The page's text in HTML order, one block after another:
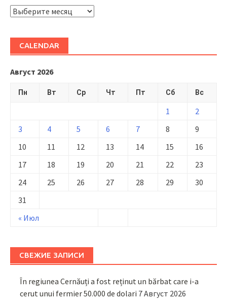
ARHIVĂ
CALENDAR
Август 2026
Пн Вт Ср Чт Пт Сб Вс
« Июл
1
2
3
4 5 6 7 8
9
10
11 12 13 14 15
16
17
18 19 20 21 22
23
24
25 26 27 28 29
30
31
СВЕЖИЕ ЗАПИСИ
În regiunea Cernăuți a fost reținut un bărbat care i-a
cerut unui fermier 50.000 de dolari 7 Август 2026